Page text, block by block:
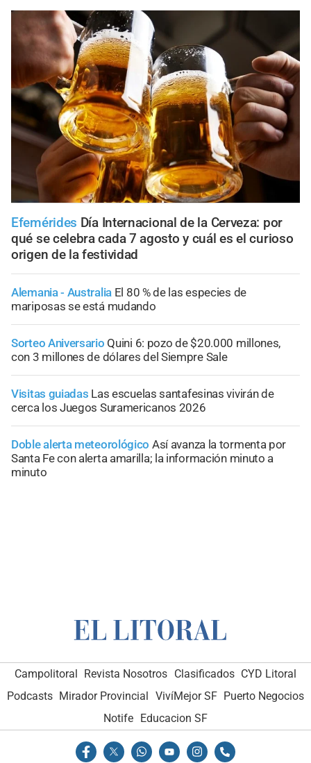
Efemérides Día Internacional de la Cerveza: por
qué se celebra cada 7 agosto y cuál es el curioso
origen de la festividad
Alemania - Australia El 80 % de las especies de
mariposas se está mudando
Sorteo Aniversario Quini 6: pozo de $20.000 millones,
con 3 millones de dólares del Siempre Sale
Visitas guiadas Las escuelas santafesinas vivirán de
cerca los Juegos Suramericanos 2026
Doble alerta meteorológico Así avanza la tormenta por
Santa Fe con alerta amarilla; la información minuto a
minuto
Campolitoral Revista Nosotros Clasificados CYD Litoral
Podcasts Mirador Provincial VivíMejor SF Puerto Negocios
Notife Educacion SF